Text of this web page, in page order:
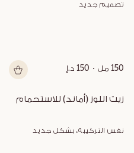
تصميم جديد
150 مل 150 د.إ
زيت اللوز (أماند) للاستحمام
نفس التركيبة، بشكل جديد